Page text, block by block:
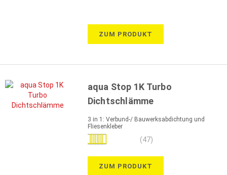
ZUM PRODUKT
aqua Stop 1K Turbo
Dichtschlämme
3 in 1: Verbund-/ Bauwerksabdichtung und
Fliesenkleber
Bewertung:
(47)
ZUM PRODUKT